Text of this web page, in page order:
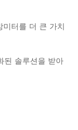
터를 더 큰 가치
된 솔루션을 받아